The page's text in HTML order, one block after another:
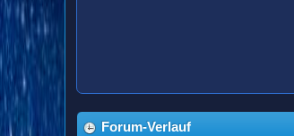
Forum-Verlauf